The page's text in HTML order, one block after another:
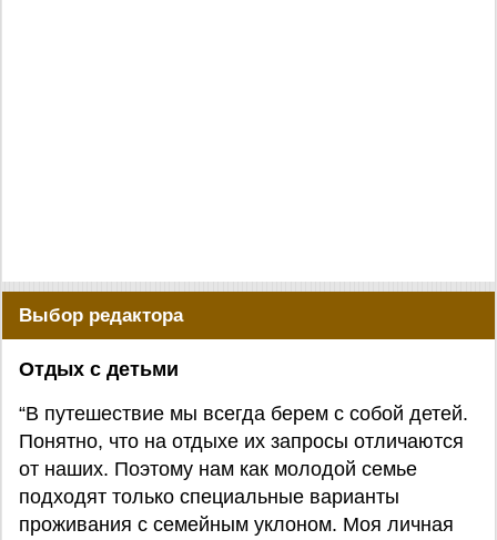
Выбор редактора
Отдых с детьми
“В путешествие мы всегда берем с собой детей.
Понятно, что на отдыхе их запросы отличаются
от наших. Поэтому нам как молодой семье
подходят только специальные варианты
проживания с семейным уклоном. Моя личная